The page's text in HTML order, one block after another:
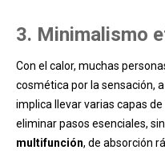
3. Minimalismo
Con el calor, muchas
cosmética por la sensación,
implica llevar varias capas
eliminar pasos esenciales,
multifunción, de absorción